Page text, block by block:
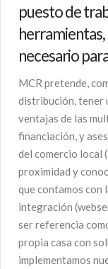
puesto de
necesario
MCR pretende,
distribución, tener
ventajas de las
financiación, y
del comercio local
proximidad y
que contamos con
integración
ser referencia
propia casa con
implementamos